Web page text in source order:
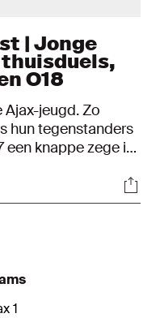
| Jonge
O18
jeugd. Zo
hun tegenstanders
een knappe zege in
op de Toekomst.
1